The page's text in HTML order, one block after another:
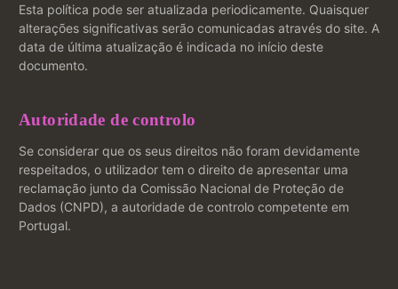
Esta política pode ser atualizada periodicamente. Quaisquer
alterações significativas serão comunicadas através do site. A
data de última atualização é indicada no início deste
documento.
Autoridade de controlo
Se considerar que os seus direitos não foram devidamente
respeitados, o utilizador tem o direito de apresentar uma
reclamação junto da Comissão Nacional de Proteção de
Dados (CNPD), a autoridade de controlo competente em
Portugal.